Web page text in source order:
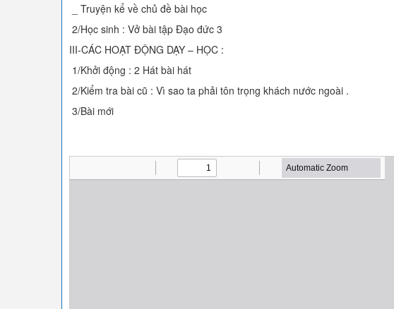
_ Truyện kể về chủ đề bài học
2/Học sinh : Vở bài tập Đạo đức 3
III-CÁC HOẠT ĐỘNG DẠY – HỌC :
1/Khởi động : 2 Hát bài hát
2/Kiểm tra bài cũ : Vì sao ta phải tôn trọng khách nước ngoài .
3/Bài mới